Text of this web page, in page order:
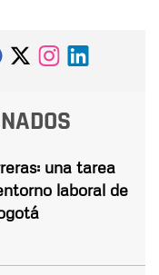
una tarea
laboral de